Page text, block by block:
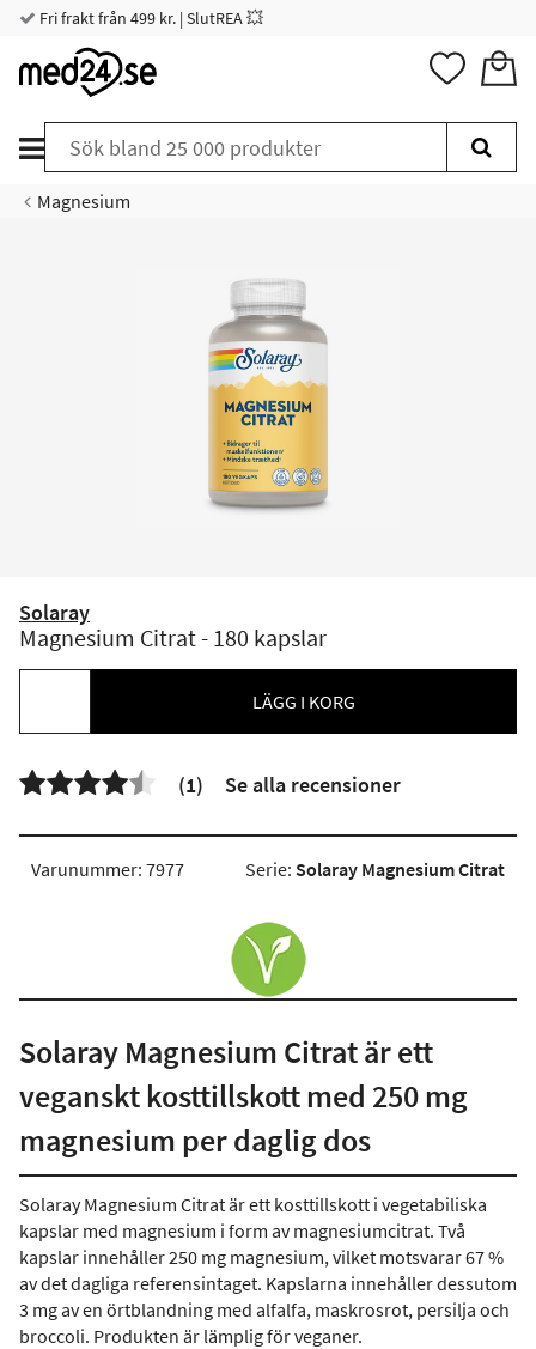
Fri frakt från 499 kr. | SlutREA 💥
Magnesium
Solaray
Magnesium Citrat - 180 kapslar
LÄGG I KORG
 (1) Se alla recensioner
Varunummer: 7977 Serie: Solaray Magnesium Citrat
Solaray Magnesium Citrat är ett
veganskt kosttillskott med 250 mg
magnesium per daglig dos
Solaray Magnesium Citrat är ett kosttillskott i vegetabiliska
kapslar med magnesium i form av magnesiumcitrat. Två
kapslar innehåller 250 mg magnesium, vilket motsvarar 67 %
av det dagliga referensintaget. Kapslarna innehåller dessutom
3 mg av en örtblandning med alfalfa, maskrosrot, persilja och
broccoli. Produkten är lämplig för veganer.